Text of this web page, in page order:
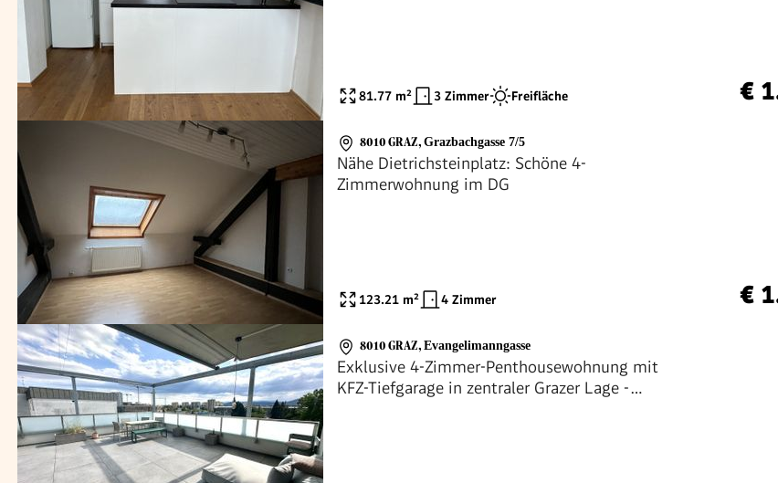
81.77 m² 3 Zimmer Freifläche €
8010 GRAZ, Grazbachgasse 7/5
Nähe Dietrichsteinplatz: Schöne 4-
Zimmerwohnung im DG
123.21 m² 4 Zimmer €
8010 GRAZ, Evangelimanngasse
Exklusive 4-Zimmer-Penthousewohnung mit
KFZ-Tiefgarage in zentraler Grazer Lage -